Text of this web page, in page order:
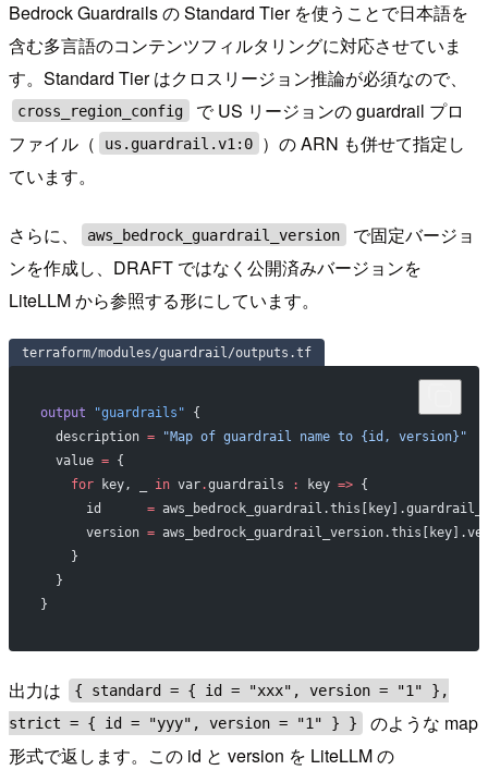
Bedrock Guardrails の Standard Tier を使うことで日本語を
含む多言語のコンテンツフィルタリングに対応させていま
す。Standard Tier はクロスリージョン推論が必須なので、
cross_region_config
で US リージョンの guardrail プロ
ファイル（
us.guardrail.v1:0
）の ARN も併せて指定し
ています。
さらに、 aws_bedrock_guardrail_version
で固定バージョ
ンを作成し、DRAFT ではなく公開済みバージョンを
LiteLLM から参照する形にしています。
terraform/modules/guardrail/outputs.tf
output "guardrails" {
  description
= "Map of guardrail name to {id, version}"
  value
= {
    for
key, _ in var.guardrails : key => {
      id
=
      version
=
    }
  }
}
出力は
{ standard = { id = "xxx", version = "1" },
strict = { id = "yyy", version = "1" } }
のような map
形式で返します。この id と version を LiteLLM の